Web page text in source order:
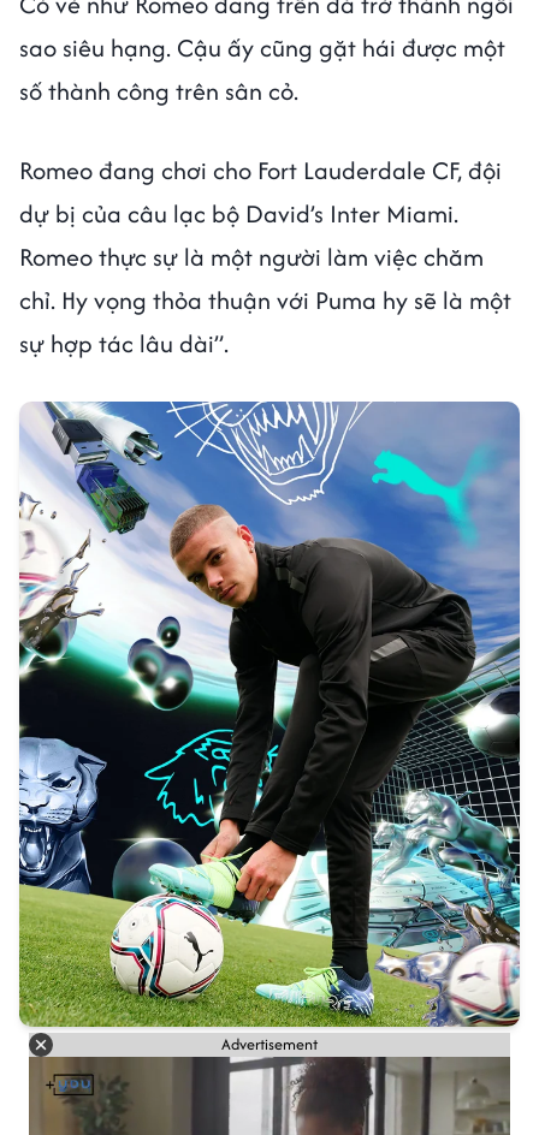
sao siêu hạng. Cậu ấy cũng gặt hái được một
số thành công trên sân cỏ.
Romeo đang chơi cho Fort Lauderdale CF, đội
dự bị của câu lạc bộ David’s Inter Miami.
Romeo thực sự là một người làm việc chăm
chỉ. Hy vọng thỏa thuận với Puma hy sẽ là một
sự hợp tác lâu dài”.
Advertisement